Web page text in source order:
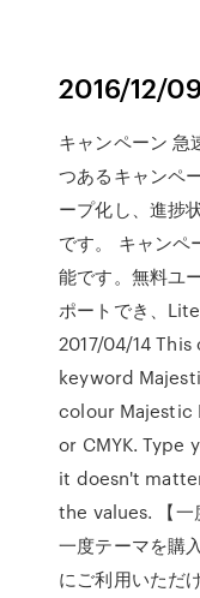
2016/12/09
キャンペーン 急
つあるキャンペ
ープ化し、進捗
です。 キャンペ
能です。無料ユ
ポートでき、
2017/04/14
keyword
colour Majestic
or CMYK. Type
it doesn't
the values. 【一
一度テーマを購
にご利用いただ